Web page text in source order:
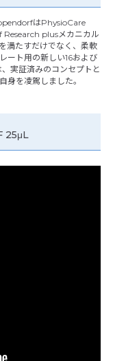
はPhysioCare
plusメカニカル
満たすだけでなく、柔軟
ート用の新しい16および
実証済みのコンセプトと
身を凌駕しました。
25μL